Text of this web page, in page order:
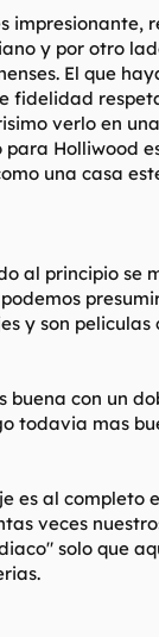
impresionante,
y por otro
El que
fidelidad
verlo en
para Holliwood
una casa
al principio se
y son peliculas
buena con un
todavia mas
es al completo
veces
solo que